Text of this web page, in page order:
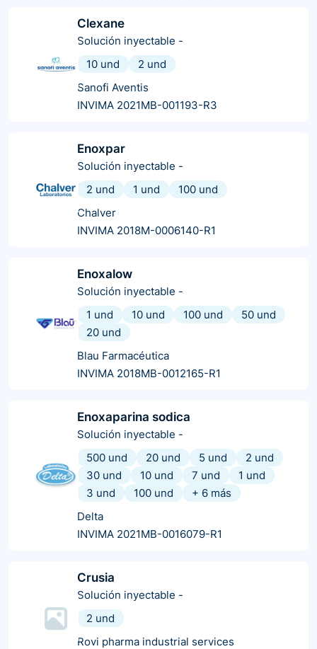
Clexane
Solución inyectable -
10 und
2 und
Sanofi Aventis
INVIMA 2021MB-001193-R3
Enoxpar
Solución inyectable -
2 und
1 und
100 und
Chalver
INVIMA 2018M-0006140-R1
Enoxalow
Solución inyectable -
1 und
10 und 100 und
50 und
20 und
Blau Farmacéutica
INVIMA 2018MB-0012165-R1
Enoxaparina sodica
Solución inyectable -
500 und
20 und 5 und
2 und
30 und
10 und 7 und
1 und
3 und
100 und + 6 más
Delta
INVIMA 2021MB-0016079-R1
Crusia
Solución inyectable -
2 und
Rovi pharma industrial services